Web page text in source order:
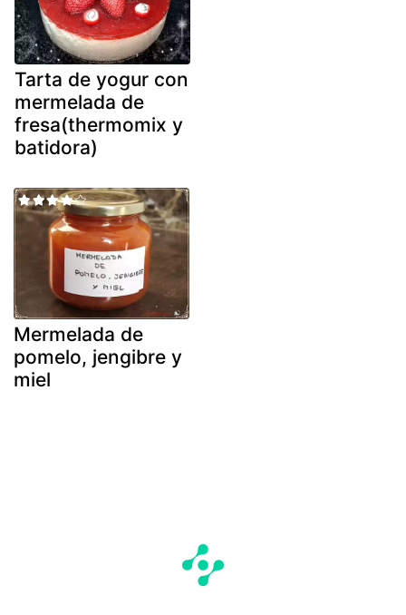
Tarta de yogur con
mermelada de
fresa(thermomix y
batidora)
Mermelada de
pomelo, jengibre y
miel